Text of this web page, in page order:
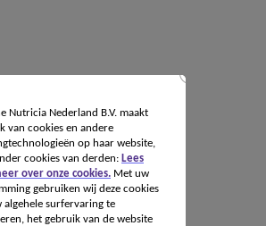
Nutricia Nederland B.V. maakt
van cookies en andere
op haar website,
cookies van derden: Lees
over onze cookies.Met uw
gebruiken wij deze cookies
algehele surfervaring te
het gebruik van de website